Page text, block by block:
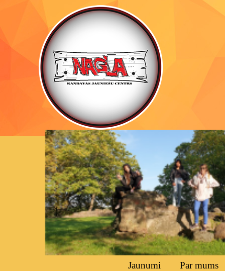
Jaunumi Par mums